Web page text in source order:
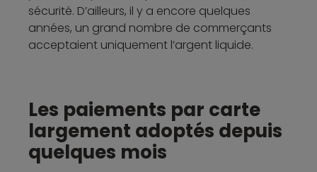
sécurité. D’ailleurs, il y a encore quelques
années, un grand nombre de commerçants
acceptaient uniquement l’argent liquide.
Les paiements par carte
largement adoptés depuis
quelques mois